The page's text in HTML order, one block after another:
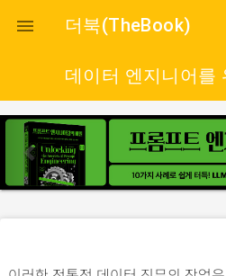
 더북(TheBook)
데이터 엔지니어를
p
r
e